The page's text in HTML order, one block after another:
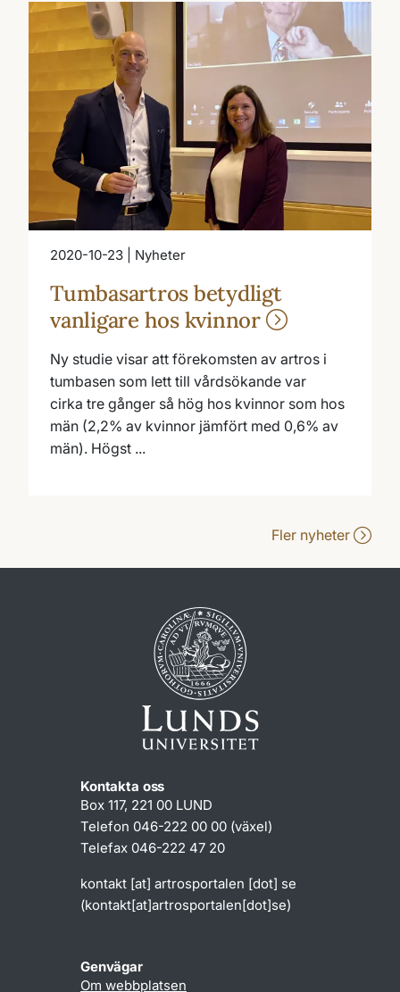
2020-10-23 | Nyheter
Tumbasartros betydligt
vanligare hos kvinnor
Ny studie visar att förekomsten av artros i
tumbasen som lett till vårdsökande var
cirka tre gånger så hög hos kvinnor som hos
män (2,2% av kvinnor jämfört med 0,6% av
män). Högst ...
Fler nyheter
Kontakta oss
Box 117, 221 00 LUND
Telefon 046-222 00 00 (växel)
Telefax 046-222 47 20
kontakt [at] artrosportalen [dot] se
(kontakt[at]artrosportalen[dot]se)
Genvägar
Om webbplatsen